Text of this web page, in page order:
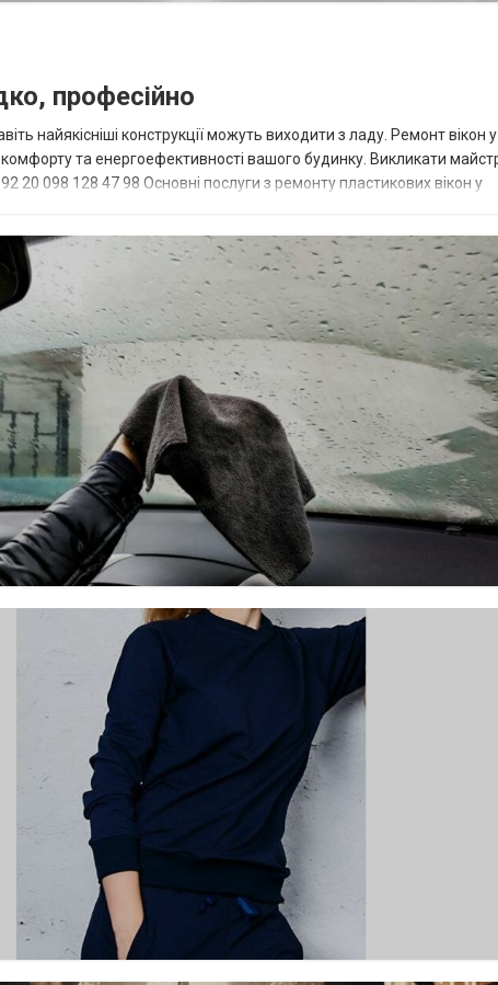
професійно
найякісніші конструкції можуть виходити з ладу. Ремонт вікон у
та енергоефективності вашого будинку. Викликати
098 128 47 98 Основні послуги з ремонту пластикових вікон у